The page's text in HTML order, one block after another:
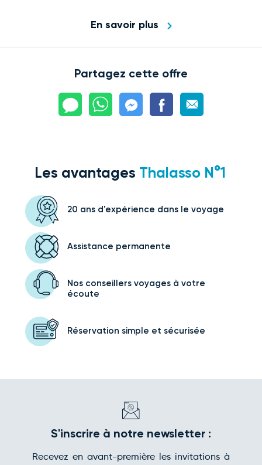
En savoir plus
Partagez cette offre
Les avantages Thalasso N°1
20 ans d'expérience dans le voyage
Assistance permanente
Nos conseillers voyagesà votre
écoute
Réservation simple et sécurisée
S'inscrire à notre newsletter :
Recevez en avant-première les invitations à